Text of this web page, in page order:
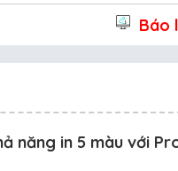
Báo
năng in 5 màu với